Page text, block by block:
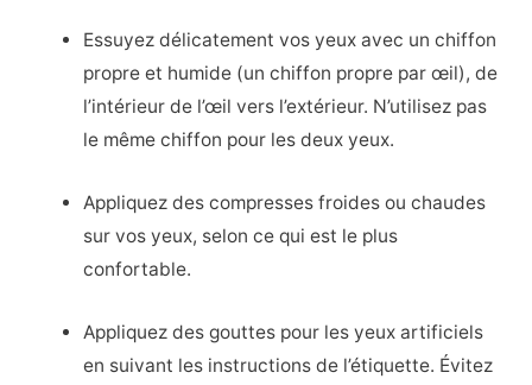
Essuyez délicatement vos yeux avec un chiffon
propre et humide (un chiffon propre par œil), de
l’intérieur de l’œil vers l’extérieur. N’utilisez pas
le même chiffon pour les deux yeux.
Appliquez des compresses froides ou chaudes
sur vos yeux, selon ce qui est le plus
confortable.
Appliquez des gouttes pour les yeux artificiels
en suivant les instructions de l’étiquette. Évitez